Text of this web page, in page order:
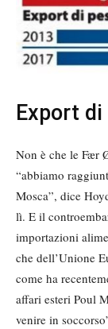
Export
Non è che le Fær
“abbiamo
Mosca”, dice
lì. E il
importazioni
che dell’Unione
come ha
affari esteri Poul
venire in